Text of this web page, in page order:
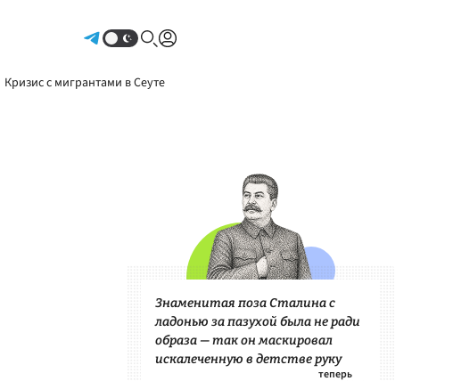
Кризис с мигрантами в Сеуте
Знаменитая поза Сталина с
ладонью за пазухой была не ради
образа — так он маскировал
искалеченную в детстве руку